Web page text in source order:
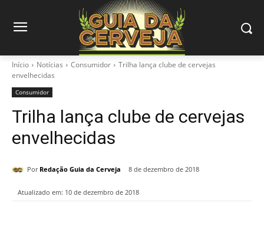
Início Notícias Consumidor
Trilha lança clube de cervejas
envelhecidas
Consumidor
Trilha lança clube de cervejas
envelhecidas
Por Redação Guia da Cerveja 8 de dezembro de 2018
Atualizado em: 10 de dezembro de 2018